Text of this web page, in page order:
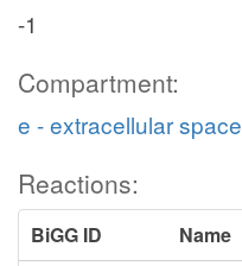
-1
Compartment:
e - extracellular space
Reactions:
BiGG ID
Name